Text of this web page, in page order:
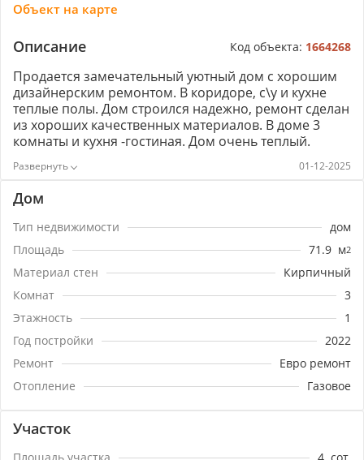
Объект на карте
Описание Код объекта: 1664268
Продается замечательный уютный дом с хорошим
дизайнерским ремонтом. В коридоре, с\у и кухне
теплые полы. Дом строился надежно, ремонт сделан
из хороших качественных материалов. В доме 3
комнаты и кухня -гостиная. Дом очень теплый.
плиткой. Во дворе спокойно можно разместить до 7
машин. Вся инфраструктура в шаговой доступности:
школы. садики, магазины, остановка общественного
транспорта, поликлиника. Рядом так жена находятся
места для отдыха и рыбалки. Дом полностью
укомплектован заходи и живи. Реальному
покупателю торг. Покупая этот дом Вы покупаете
комфорт и уют.Номер объекта: #5/1664268/3069
01-12-2025
Дом
Тип недвижимости
дом
Площадь
71.9 м2
Материал стен
Кирпичный
Комнат
3
Этажность
1
Год постройки
2022
Ремонт
Евро ремонт
Отопление
Газовое
Участок